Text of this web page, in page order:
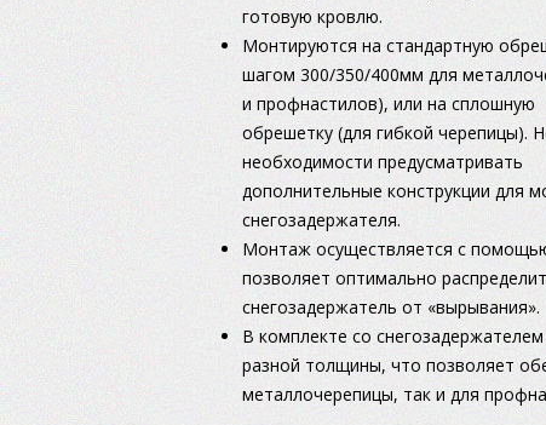
готовую кровлю.
Монтируются на стандартную
шагом 300/350/400мм для
и профнастилов), или на сплошную
обрешетку (для гибкой черепицы).
необходимости предусматривать
дополнительные конструкции для
снегозадержателя.
Монтаж осуществляется с
позволяет оптимально
снегозадержатель от «вырывания».
В комплекте со
разной толщины, что позволяет
металлочерепицы, так и для